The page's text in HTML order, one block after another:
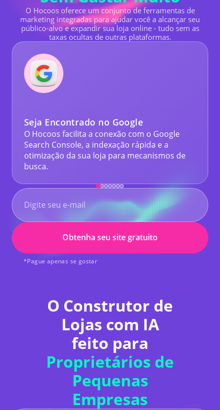
O Hocoos oferece um conjunto de ferramentas de
marketing integradas para ajudar você a alcançar seu
público-alvo e expandir sua loja online - tudo sem as
taxas ocultas de outras plataformas.
Seja Encontrado no Google
O Hocoos facilita a conexão com o Google
Search Console, a indexação rápida e a
otimização da sua loja para mecanismos de
busca.
Obtenha seu site gratuito
*Pague apenas se gostar
O Construtor de
Lojas com IA
feito para
Proprietários de
Pequenas
Empresas